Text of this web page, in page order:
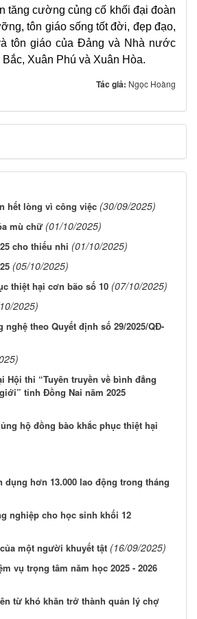
tăng cường củng cố khối đại đoàn
tôn giáo sống tốt đời, đẹp đạo,
tôn giáo của Đảng và Nhà nước
Xuân Phú và Xuân Hòa.
Tác giả: Ngọc Hoàng
hết lòng vì công việc (30/09/2025)
mù chữ (01/10/2025)
cho thiếu nhi (01/10/2025)
(05/10/2025)
thiệt hại cơn bão số 10 (07/10/2025)
2025)
theo Quyết định số 29/2025/QĐ-
Hội thi “Tuyên truyền về bình đẳng
tỉnh Đồng Nai năm 2025
hộ đồng bào khắc phục thiệt hại
hơn 13.000 lao động trong tháng
nghiệp cho học sinh khối 12
một người khuyết tật (16/09/2025)
vụ trọng tâm năm học 2025 - 2026
từ khó khăn trở thành quản lý chợ